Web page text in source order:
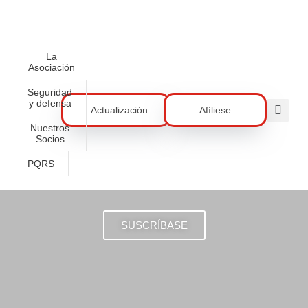
La
Asociación
Seguridad
y defensa
Nuestros
Socios
PQRS
Actualización Afíliese
SUSCRÍBASE